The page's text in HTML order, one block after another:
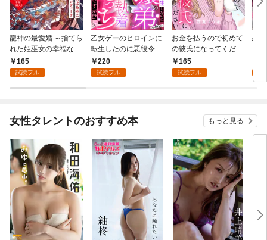
龍神の最愛婚 ～捨てら
れた姫巫女の幸福な嫁
入り～: 1
165
試読フル
乙女ゲーのヒロインに
転生したのに悪役令嬢
の弟（攻略対象外）に
執着えっちされるんで
220
試読フル
お金を払うので初めて
の彼氏になってくださ
い: 1
165
試読フル
恋
女性タレントのおすすめ本 もっと見る